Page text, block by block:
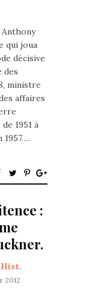
qui joua
décisive
des
ministre
affaires
1951 à
1957….
:
Hist.
2012